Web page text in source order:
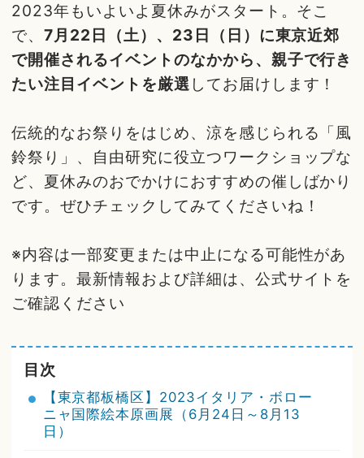
2023年もいよいよ夏休みがスタート。そこ
で、7月22日（土）、23日（日）に東京近郊
で開催されるイベントのなかから、親子で行き
たい注目イベントを厳選 してお届けします！
伝統的なお祭りをはじめ、涼を感じられる「風
鈴祭り」、自由研究に役立つワークショップな
ど、夏休みのおでかけにおすすめの催しばかり
です。ぜひチェックしてみてくださいね！
※内容は一部変更または中止になる可能性があ
ります。最新情報および詳細は、公式サイトを
ご確認ください
目次
【東京都板橋区】2023イタリア・ボロー
ニャ国際絵本原画展（6月24日～8月13
日）